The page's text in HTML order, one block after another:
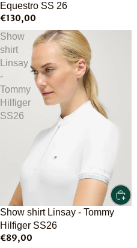
Equestro SS 26
€130,00
Show
shirt
Linsay
-
Tommy
Hilfiger
SS26
Show shirt Linsay - Tommy
Hilfiger SS26
€89,00